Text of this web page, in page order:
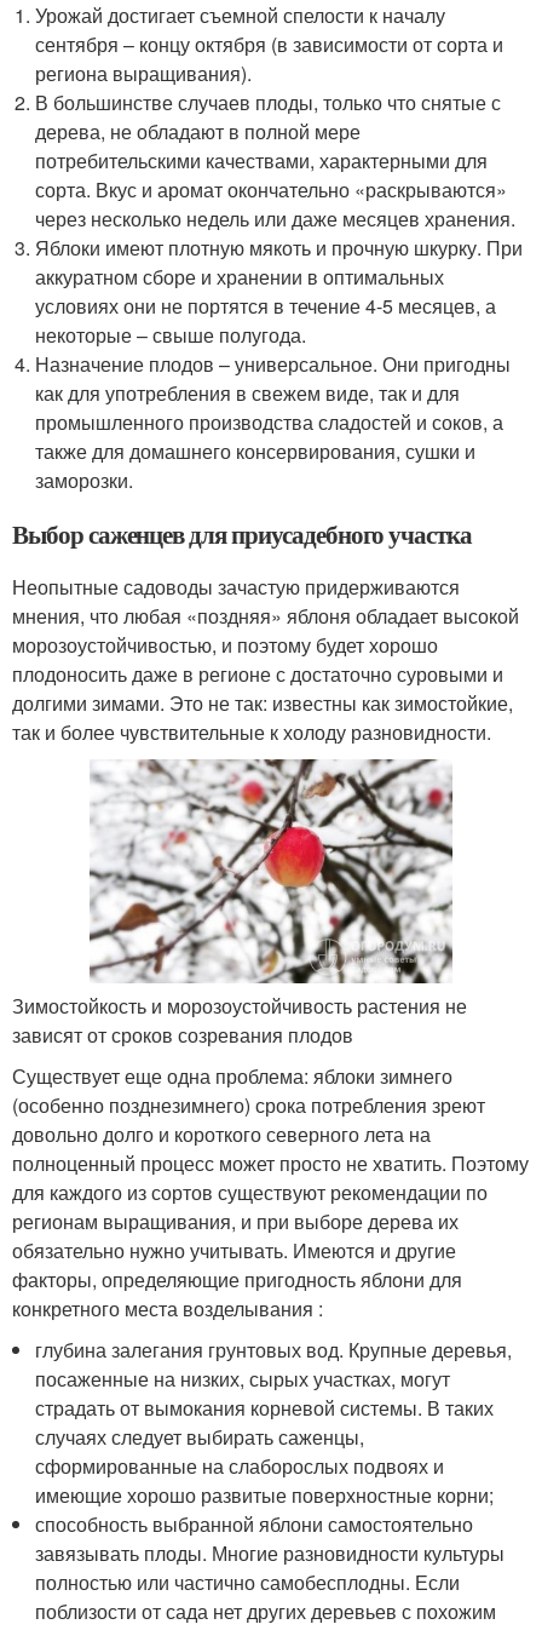
Урожай достигает съемной спелости к началу
сентября – концу октября (в зависимости от сорта и
региона выращивания).
В большинстве случаев плоды, только что снятые с
дерева, не обладают в полной мере
потребительскими качествами, характерными для
сорта. Вкус и аромат окончательно «раскрываются»
через несколько недель или даже месяцев хранения.
Яблоки имеют плотную мякоть и прочную шкурку. При
аккуратном сборе и хранении в оптимальных
условиях они не портятся в течение 4-5 месяцев, а
некоторые – свыше полугода.
Назначение плодов – универсальное. Они пригодны
как для употребления в свежем виде, так и для
промышленного производства сладостей и соков, а
также для домашнего консервирования, сушки и
заморозки.
Выбор саженцев для приусадебного участка
Неопытные садоводы зачастую придерживаются
мнения, что любая «поздняя» яблоня обладает высокой
морозоустойчивостью, и поэтому будет хорошо
плодоносить даже в регионе с достаточно суровыми и
долгими зимами. Это не так: известны как зимостойкие,
так и более чувствительные к холоду разновидности.
Зимостойкость и морозоустойчивость растения не
зависят от сроков созревания плодов
Существует еще одна проблема: яблоки зимнего
(особенно позднезимнего) срока потребления зреют
довольно долго и короткого северного лета на
полноценный процесс может просто не хватить. Поэтому
для каждого из сортов существуют рекомендации по
регионам выращивания, и при выборе дерева их
обязательно нужно учитывать. Имеются и другие
факторы, определяющие пригодность яблони для
конкретного места возделывания :
глубина залегания грунтовых вод. Крупные деревья,
посаженные на низких, сырых участках, могут
страдать от вымокания корневой системы. В таких
случаях следует выбирать саженцы,
сформированные на слаборослых подвоях и
имеющие хорошо развитые поверхностные корни;
способность выбранной яблони самостоятельно
завязывать плоды. Многие разновидности культуры
полностью или частично самобесплодны. Если
поблизости от сада нет других деревьев с похожим